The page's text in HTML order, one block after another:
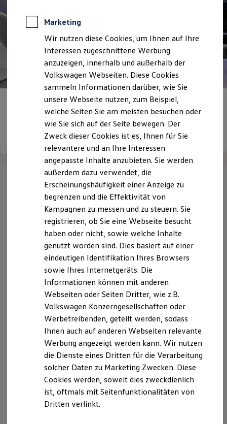
Rekuperation
Laden unterwegs
Laden Zuhause
Ladestationen finden
Ladezeitensimulator
Batterie
Sicherheit
Nachhaltigkeit
Technologie
Kosten und Kauf
Kaufoptionen
E-Auto-Förderung
Software und Konnektivität
Die ID. Software 6
ID. Software Versionen und Updates
Digitale Extras
Schnittstellen zu Ihrem ID.
Hybridautos
Marke und Erlebnis
Volkswagen R und R Experience
R-Modelle
R Experience
Driving Experience
Volkswagen entdecken
Werkbesichtigung
Lifestyle Shop
T-Roc Kollektion
Golf Kollektion
ID. Kollektion
Volkswagen Kollektion
R-Kollektion
GTI Kollektion
Fußball Drop
we drive football
#wedriveproud
Besitzer und Service
Software Updates
Service und Ersatzteile
Bewerben Sie sich bei uns!
Details ansehen
Ihrenächsten
Schritte
Probefahrt vereinbaren
Fahrzeugangebot anfordern
Servicetermin buchen
Marketing
Wir nutzen diese Cookies, um Ihnen auf Ihre
Interessen zugeschnittene Werbung
anzuzeigen, innerhalb und außerhalb der
Volkswagen Webseiten. Diese Cookies
sammeln Informationen darüber, wie Sie
unsere Webseite nutzen, zum Beispiel,
welche Seiten Sie am meisten besuchen oder
wie Sie sich auf der Seite bewegen. Der
Zweck dieser Cookies ist es, Ihnen für Sie
relevantere und an Ihre Interessen
angepasste Inhalte anzubieten. Sie werden
außerdem dazu verwendet, die
Erscheinungshäufigkeit einer Anzeige zu
begrenzen und die Effektivität von
Kampagnen zu messen und zu steuern. Sie
registrieren, ob Sie eine Webseite besucht
haben oder nicht, sowie welche Inhalte
genutzt worden sind. Dies basiert auf einer
eindeutigen Identifikation Ihres Browsers
sowie Ihres Internetgeräts. Die
Informationen können mit anderen
Webseiten oder Seiten Dritter, wie z.B.
Volkswagen Konzerngesellschaften oder
Werbetreibenden, geteilt werden, sodass
Ihnen auch auf anderen Webseiten relevante
Werbung angezeigt werden kann. Wir nutzen
die Dienste eines Dritten für die Verarbeitung
solcher Daten zu Marketing Zwecken. Diese
Cookies werden, soweit dies zweckdienlich
ist, oftmals mit Seitenfunktionalitäten von
Dritten verlinkt.